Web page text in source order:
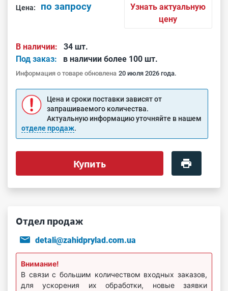
Цена: по запросу
Узнать актуальную
цену
В наличии:
34 шт.
Под заказ:
в наличии более 100 шт.
Информация о товаре обновлена 20 июля 2026 года.
Цена и сроки поставки зависят от
запрашиваемого количества.
Актуальную информацию уточняйте в нашем
отделе продаж.
Купить
Отдел продаж
detali@zahidprylad.com.ua
Внимание!
В связи с большим количеством входных заказов,
для ускорения их обработки, новые заявки